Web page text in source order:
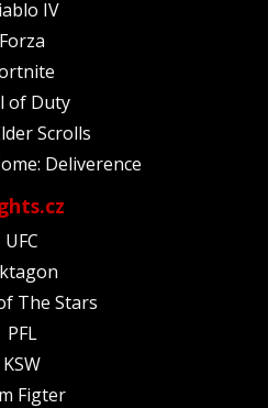
IV
Forza
of Duty
Scrolls
Deliverence
UFC
The Stars
PFL
KSW
Figter